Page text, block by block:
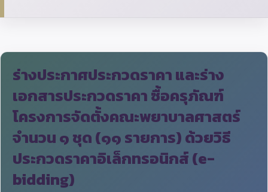
ร่างประกาศประกวดราคา และร่าง
เอกสารประกวดราคา ซื้อครุภัณฑ์
โครงการจัดตั้งคณะพยาบาลศาสตร์
จำนวน ๑ ชุด (๑๑ รายการ) ด้วยวิธี
ประกวดราคาอิเล็กทรอนิกส์ (e-
bidding)